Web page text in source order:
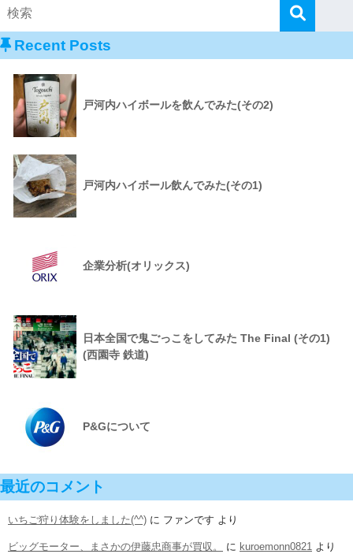
Recent Posts
戸河内ハイボールを飲んでみた(その2)
戸河内ハイボール飲んでみた(その1)
企業分析(オリックス)
日本全国で鬼ごっこをしてみた The Final (その1)
(西園寺 鉄道)
P&Gについて
最近のコメント
いちご狩り体験をしました(^^) に ファンです より
ビッグモーター、まさかの伊藤忠商事が買収。 に kuroemonn0821 より